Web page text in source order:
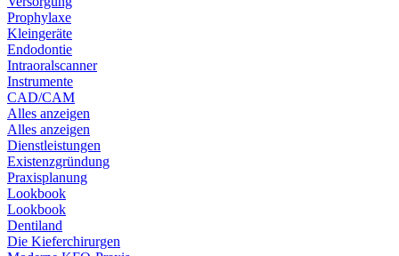
Prophylaxe
Kleingeräte
Endodontie
Intraoralscanner
Instrumente
CAD/CAM
Alles anzeigen
Alles anzeigen
Dienstleistungen
Existenzgründung
Praxisplanung
Lookbook
Lookbook
Dentiland
Die Kieferchirurgen